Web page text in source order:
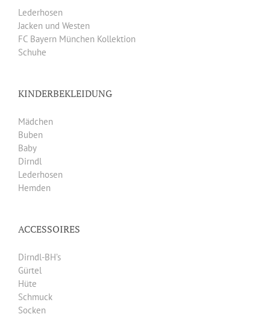
Lederhosen
Jacken und Westen
FC Bayern München Kollektion
Schuhe
KINDERBEKLEIDUNG
Mädchen
Buben
Baby
Dirndl
Lederhosen
Hemden
ACCESSOIRES
Dirndl-BH’s
Gürtel
Hüte
Schmuck
Socken